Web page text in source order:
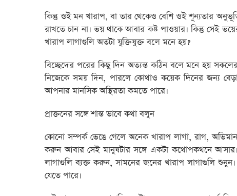
কিন্তু ওই মন খারাপ, বা তার থেকেও বেশি ওই শূন্যতার
রাখতে চান না। ভয় থাকে আবার কষ্ট পাওয়ার। কিন্তু সেই
খারাপ লাগাগুলি অতটা যুক্তিযুক্ত বলে মনে হয়?
বিচ্ছেদের পরের কিছু দিন অত্যন্ত কঠিন বলে মনে হয়
নিজেকে সময় দিন, পারলে কোথাও কয়েক দিনের জন্য
আপনার মানসিক অস্থিরতা কমতে পারে।
প্রাক্তনের সঙ্গে শান্ত ভাবে কথা বলুন
কোনো সম্পর্ক ভেঙে গেলে অনেক খারাপ লাগা, রাগ,
করুন আবার সেই মানুষটার সঙ্গে একটা কথোপকথনে
লাগাগুলি ব্যক্ত করুন, সামনের জনের খারাপ লাগাগুলি
যেতে পারে।